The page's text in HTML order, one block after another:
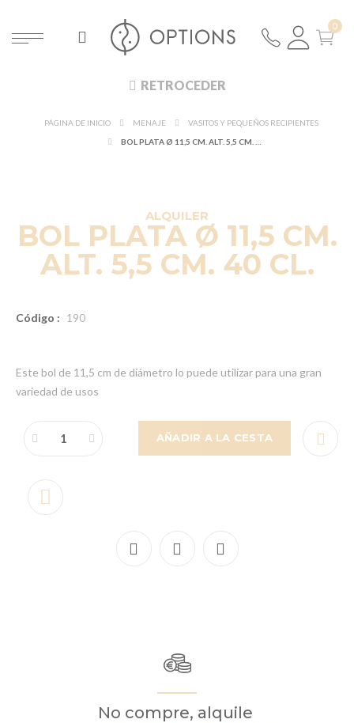
RETROCEDER
PÁGINA DE INICIO MENAJE
VASITOS Y PEQUEÑOS RECIPIENTES
ALQUILER
BOL PLATA Ø 11,5 CM.
ALT. 5,5 CM. 40 CL.
Código : 190
Este bol de 11,5 cm de diámetro lo puede utilizar para una gran
variedad de usos
AÑADIR A LA CESTA
No compre, alquile